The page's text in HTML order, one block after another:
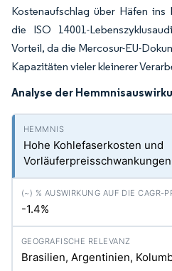
Kostenaufschlag über Häfen ins
die ISO 14001-
Vorteil, da die Mercosur-EU-
Kapazitäten vieler kleinerer
Analyse der
Hohe Kohlefaserkosten und
Vorläuferpreisschwankungen
-1.4%
Brasilien, Argentinien,